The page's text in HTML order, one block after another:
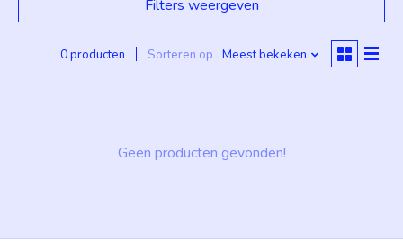
Filters weergeven
0 producten Sorteren op Meest bekeken
Geen producten gevonden!